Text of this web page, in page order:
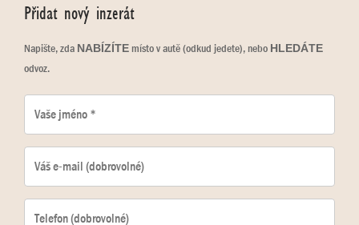
Přidat nový inzerát
Napište, zda NABÍZÍTEmísto v autě (odkud jedete), nebo HLEDÁTE
odvoz.